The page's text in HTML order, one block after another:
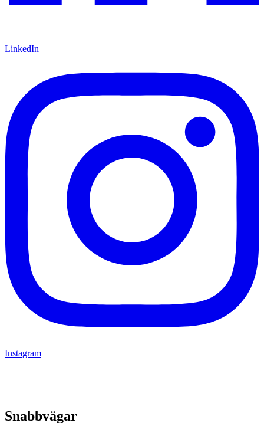
LinkedIn
Instagram
Snabbvägar